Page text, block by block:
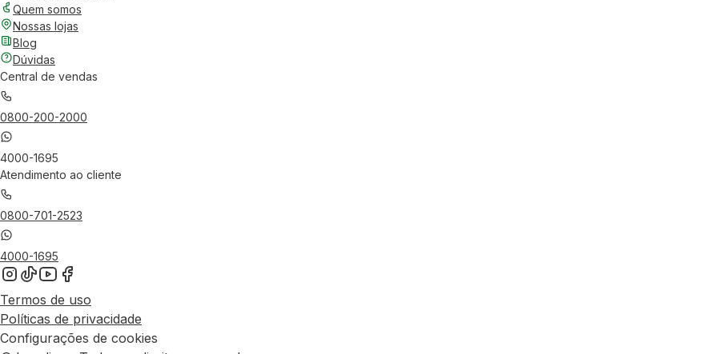
Quem somos
Nossas lojas
Blog
Dúvidas
Central de vendas
0800-200-2000
4000-1695
Atendimento ao cliente
0800-701-2523
4000-1695
Termos de uso
Políticas de privacidade
Configurações de cookies